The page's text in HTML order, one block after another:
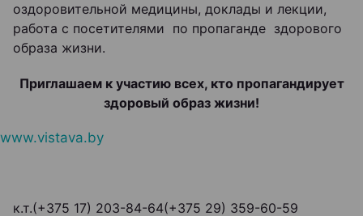
оздоровительной медицины, доклады и лекции,
работа с посетителями по пропаганде здорового
образа жизни.
Приглашаем к участию всех, кто пропагандирует
здоровый образ жизни!
www.vistava.by
к.т.(+375 17) 203-84-64(+375 29) 359-60-59